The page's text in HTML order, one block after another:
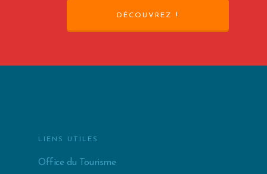
DÉCOUVREZ !
LIENS UTILES
Office du Tourisme